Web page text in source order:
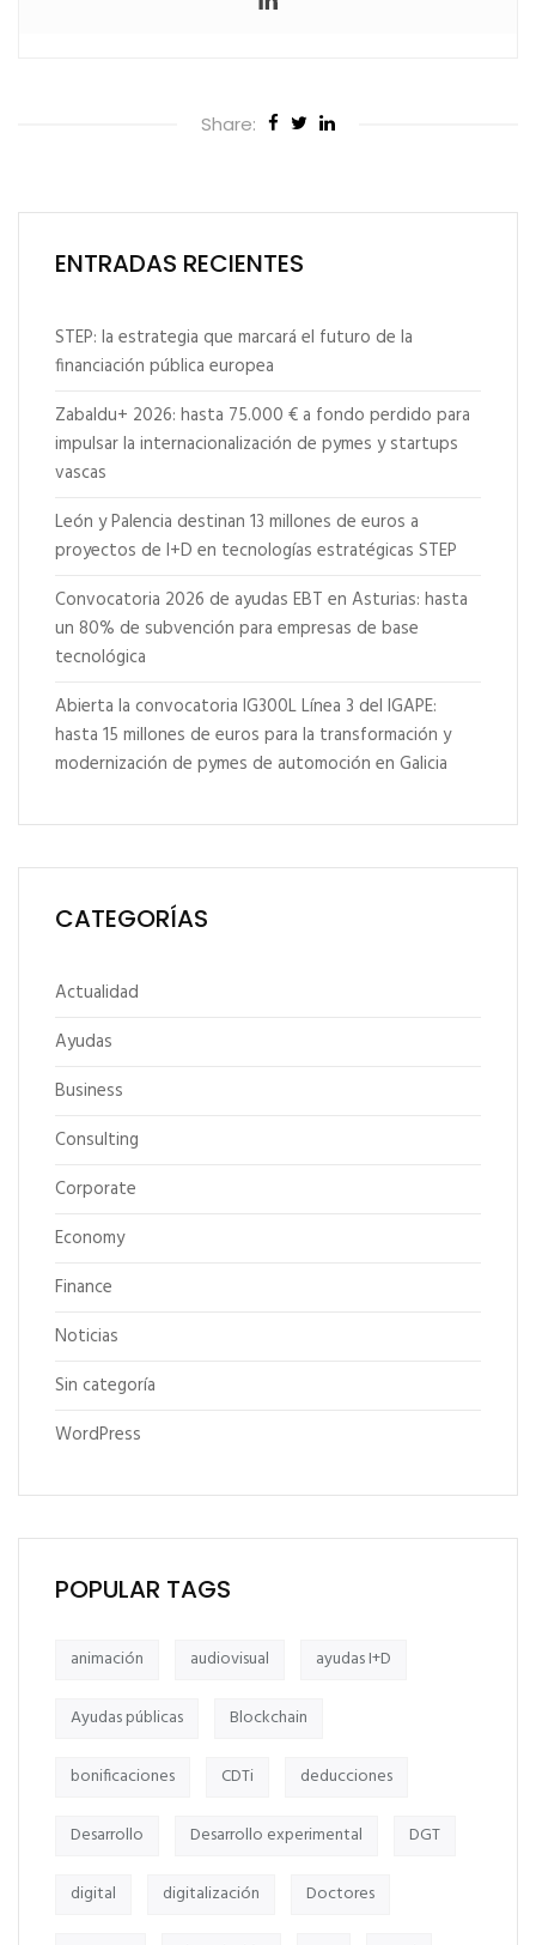
Share:
ENTRADAS RECIENTES
STEP: la estrategia que marcará el futuro de la
financiación pública europea
Zabaldu+ 2026: hasta 75.000 € a fondo perdido para
impulsar la internacionalización de pymes y startups
vascas
León y Palencia destinan 13 millones de euros a
proyectos de I+D en tecnologías estratégicas STEP
Convocatoria 2026 de ayudas EBT en Asturias: hasta
un 80% de subvención para empresas de base
tecnológica
Abierta la convocatoria IG300L Línea 3 del IGAPE:
hasta 15 millones de euros para la transformación y
modernización de pymes de automoción en Galicia
CATEGORÍAS
Actualidad
Ayudas
Business
Consulting
Corporate
Economy
Finance
Noticias
Sin categoría
WordPress
POPULAR TAGS
animación audiovisual ayudas I+D
Ayudas públicas Blockchain
bonificaciones CDTi deducciones
Desarrollo Desarrollo experimental DGT
digital digitalización Doctores